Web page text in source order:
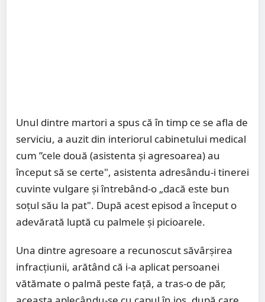
Unul dintre martori a spus că în timp ce se afla de
serviciu, a auzit din interiorul cabinetului medical
cum ”cele două (asistenta și agresoarea) au
început să se certe", asistenta adresându-i tinerei
cuvinte vulgare şi întrebând-o „dacă este bun
soţul său la pat". După acest episod a început o
adevărată luptă cu palmele și picioarele.
Una dintre agresoare a recunoscut săvârşirea
infracţiunii, arătând că i-a aplicat persoanei
vătămate o palmă peste faţă, a tras-o de păr,